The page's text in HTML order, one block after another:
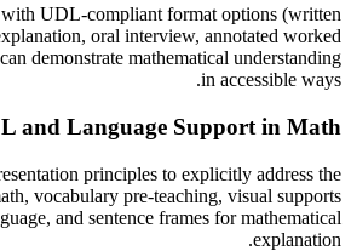
with UDL-compliant format options (written
oral interview, annotated worked
demonstrate mathematical understanding
in accessible ways.
and Language Support in Math
principles to explicitly address the
vocabulary pre-teaching, visual supports
and sentence frames for mathematical
explanation.